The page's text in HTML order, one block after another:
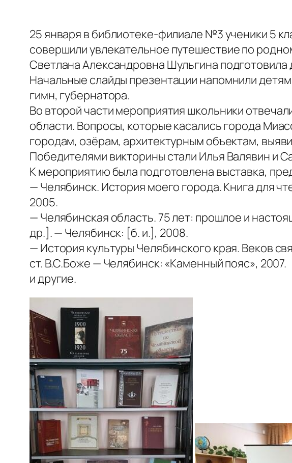
25 января в библиотеке-филиале №3 ученики 5
совершили увлекательное путешествие по
Светлана Александровна Шульгина
Начальные слайды презентации напомнили
гимн, губернатора.
Во второй части мероприятия школьники
области. Вопросы, которые касались города
городам, озёрам, архитектурным объектам,
Победителями викторины стали Илья Валявин и
К мероприятию была подготовлена выставка,
— Челябинск. История моего города. Книга для
2005.
— Челябинская область. 75 лет: прошлое и
др.]. — Челябинск: [б. и.], 2008.
— История культуры Челябинского края. Веков
ст. В.С.Боже — Челябинск: «Каменный пояс», 2007.
и другие.